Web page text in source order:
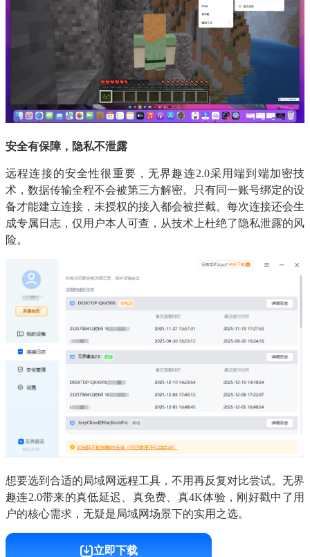
安全有保障，隐私不泄露
远程连接的安全性很重要，无界趣连2.0采用端到端加密技
术，数据传输全程不会被第三方解密。只有同一账号绑定的设
备才能建立连接，未授权的接入都会被拦截。每次连接还会生
成专属日志，仅用户本人可查，从技术上杜绝了隐私泄露的风
险。
想要选到合适的局域网远程工具，不用再反复对比尝试。无界
趣连2.0带来的真低延迟、真免费、真4K体验，刚好戳中了用
户的核心需求，无疑是局域网场景下的实用之选。
立即下载